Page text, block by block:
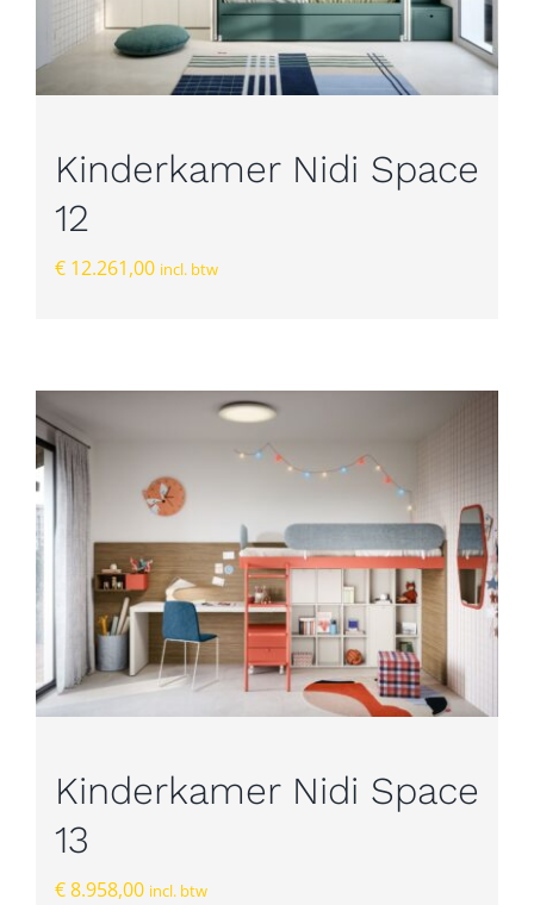
Kinderkamer Nidi Space
12
€12.261,00 incl. btw
Kinderkamer Nidi Space
13
€8.958,00 incl. btw